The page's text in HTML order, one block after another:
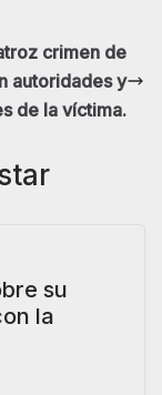
crimen de
autoridades y
de la víctima.
su
la